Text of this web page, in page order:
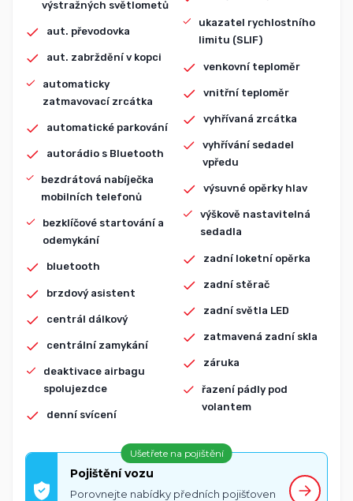
výstražných světlometů
aut. převodovka
aut. zabrždění v kopci
automaticky
zatmavovací zrcátka
automatické parkování
autorádio s Bluetooth
bezdrátová nabíječka
mobilních telefonů
bezklíčové startování a
odemykání
bluetooth
brzdový asistent
centrál dálkový
centrální zamykání
deaktivace airbagu
spolujezdce
denní svícení
ukazatel rychlostního
limitu (SLIF)
venkovní teploměr
vnitřní teploměr
vyhřívaná zrcátka
vyhřívání sedadel
vpředu
výsuvné opěrky hlav
výškově nastavitelná
sedadla
zadní loketní opěrka
zadní stěrač
zadní světla LED
zatmavená zadní skla
záruka
řazení pádly pod
volantem
Ušetřete na pojištění
Pojištění vozu
Porovnejte nabídky předních pojišťoven